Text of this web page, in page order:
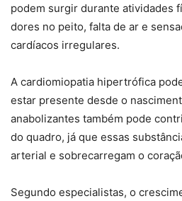
podem surgir durante atividades
dores no peito, falta de ar e
cardíacos irregulares.
A cardiomiopatia hipertrófica
estar presente desde o
anabolizantes também pode
do quadro, já que essas
arterial e sobrecarregam o
Segundo especialistas, o